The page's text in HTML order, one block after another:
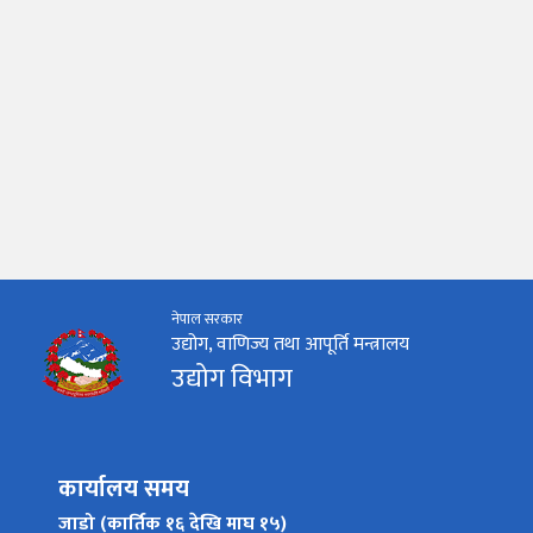
नेपाल सरकार
उद्योग, वाणिज्य तथा आपूर्ति मन्त्रालय
उद्योग विभाग
कार्यालय समय
जाडो (कार्तिक १६ देखि माघ १५)